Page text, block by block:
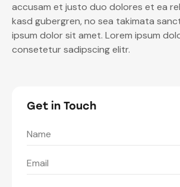
accusam et justo duo dolores et ea
kasd gubergren, no sea takimata
ipsum dolor sit amet. Lorem ipsum
consetetur sadipscing elitr.
Get in Touch